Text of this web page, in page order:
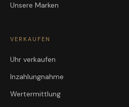
Unsere Marken
VERKAUFEN
Uhr verkaufen
Inzahlungnahme
Wertermittlung